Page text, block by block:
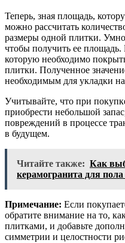
Теперь, зная площадь,
можно рассчитать
размеры одной плитки.
чтобы получить ее
которую необходимо
плитки. Полученное
необходимым для укладки
Учитывайте, что при
приобрести небольшой
повреждений в процессе
в будущем.
Читайте также: Как
керамогранита для
Примечание: Если
обратите внимание на то,
плитками, и добавьте
симметрии и целостности